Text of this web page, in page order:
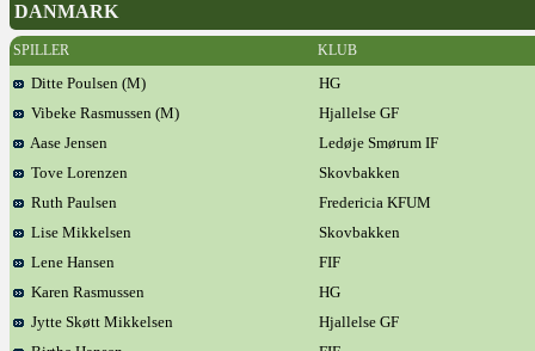
DANMARK
SPILLER KLUB
Ditte Poulsen (M)
HG
Vibeke Rasmussen (M)
Hjallelse GF
Aase Jensen
Ledøje Smørum IF
Tove Lorenzen
Skovbakken
Ruth Paulsen
Fredericia KFUM
Lise Mikkelsen
Skovbakken
Lene Hansen
FIF
Karen Rasmussen
HG
Jytte Skøtt Mikkelsen
Hjallelse GF